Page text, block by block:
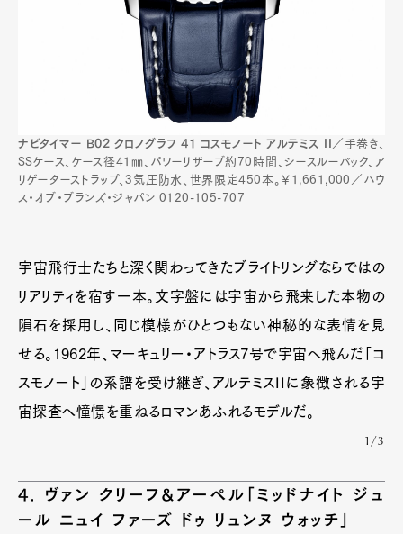
ナビタイマー B02 クロノグラフ 41 コスモノート アルテミス II
／手巻き、
SSケース、ケース径41㎜、パワーリザーブ約70時間、シースルーバック、ア
リゲーターストラップ、3気圧防水、世界限定450本。￥1,661,000／ハウ
ス・オブ・ブランズ・ジャパン 0120-105-707
宇宙飛行士たちと深く関わってきたブライトリングならではの
リアリティを宿す一本。文字盤には宇宙から飛来した本物の
隕石を採用し、同じ模様がひとつもない神秘的な表情を見
せる。1962年、マーキュリー・アトラス7号で宇宙へ飛んだ「コ
スモノート」の系譜を受け継ぎ、アルテミスIIに象徴される宇
宙探査へ憧憬を重ねるロマンあふれるモデルだ。
1/3
4. ヴァン クリーフ&アーペル「ミッドナイト ジュ
ール ニュイ ファーズ ドゥ リュンヌ ウォッチ」